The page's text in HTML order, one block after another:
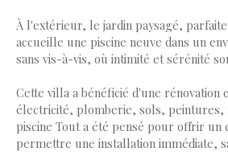
À l'extérieur, le jardin paysagé,
accueille une piscine neuve dans un
sans vis-à-vis, où intimité et sérénité
Cette villa a bénéficié d'une rénovation
électricité, plomberie, sols, peintures,
piscine Tout a été pensé pour offrir un
permettre une installation immédiate,